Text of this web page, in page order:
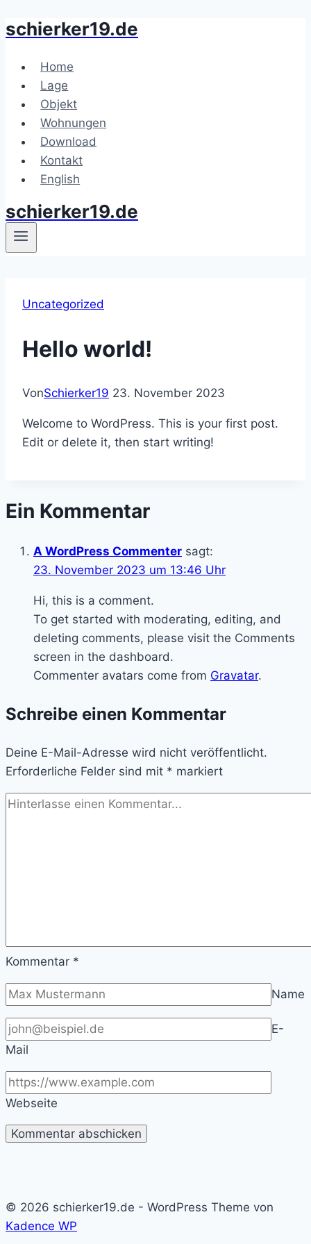
Zum
springen
schierker19.de
Home
Lage
Objekt
Wohnungen
Download
Kontakt
English
schierker19.de
Uncategorized
Hello world!
VonSchierker19 23. November 2023
Welcome to WordPress. This is your first post.
Edit or delete it, then start writing!
Ein Kommentar
A WordPress Commenter sagt:
23. November 2023 um 13:46 Uhr
Hi, this is a comment.
To get started with moderating, editing, and
deleting comments, please visit the Comments
screen in the dashboard.
Commenter avatars come from Gravatar.
Schreibe einen Kommentar
Deine E-Mail-Adresse wird nicht veröffentlicht.
Erforderliche Felder sind mit * markiert
Kommentar *
Name
E-
Mail
Webseite
© 2026 schierker19.de - WordPress Theme von
Kadence WP